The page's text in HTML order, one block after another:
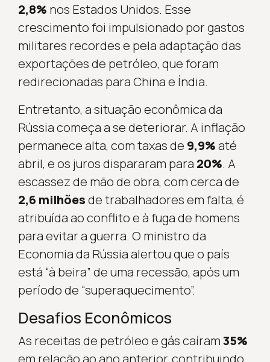
2,8% nos Estados Unidos. Esse
crescimento foi impulsionado por gastos
militares recordes e pela adaptação das
exportações de petróleo, que foram
redirecionadas para China e Índia.
Entretanto, a situação econômica da
Rússia começa a se deteriorar. A inflação
permanece alta, com taxas de 9,9%até
abril, e os juros dispararam para 20%. A
escassez de mão de obra, com cerca de
2,6 milhõesde trabalhadores em falta, é
atribuída ao conflito e à fuga de homens
para evitar a guerra. O ministro da
Economia da Rússia alertou que o país
está “à beira” de uma recessão, após um
período de “superaquecimento”.
Desafios Econômicos
As receitas de petróleo e gás caíram35%
em relação ao ano anterior, contribuindo